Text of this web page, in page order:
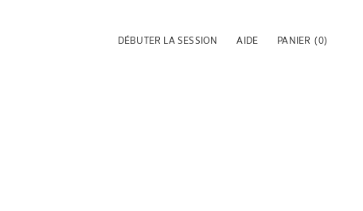
DÉBUTER LA SESSION AIDE PANIER (0)